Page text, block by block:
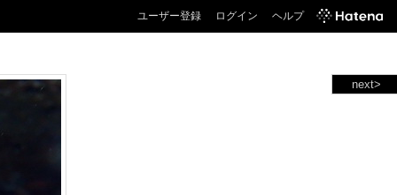
ユーザー登録 ログイン ヘルプ
next>